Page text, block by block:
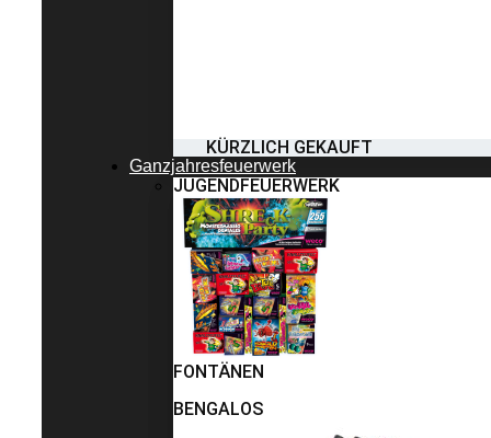
KÜRZLICH GEKAUFT
Ganzjahresfeuerwerk
JUGENDFEUERWERK
FONTÄNEN
BENGALOS